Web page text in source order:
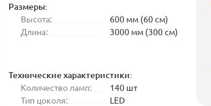
Размеры:
Высота:
600 мм (60 см)
Длина:
3000 мм (300 см)
Технические характеристики:
Количество ламп:
140 шт
Тип цоколя:
LED